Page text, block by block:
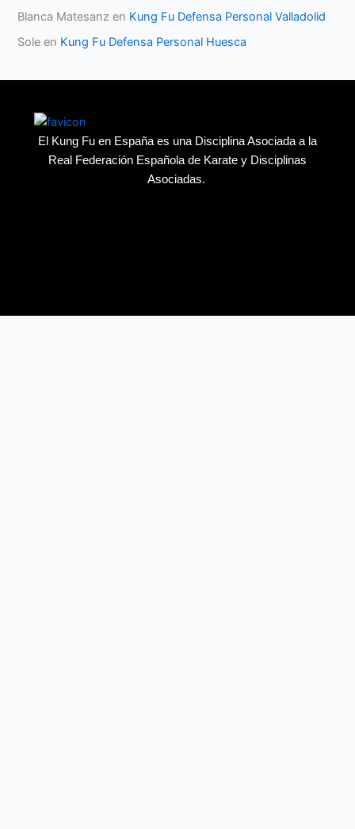
Blanca Matesanz en Kung Fu Defensa Personal Valladolid
Sole en Kung Fu Defensa Personal Huesca
El Kung Fu en España es una Disciplina Asociada a la
Real Federación Española de Karate y Disciplinas
Asociadas.